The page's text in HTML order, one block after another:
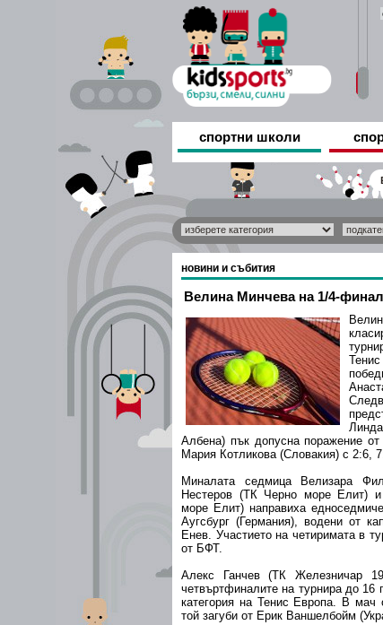
спортни школи
новини и събития
Велина Минчева на 1/4-
Албена) пък допусна поражение
Мария Котликова (Словакия) с 2:6,
Миналата седмица Велизара
Нестеров (ТК Черно море Елит)
море Елит) направиха
Аугсбург (Германия), водени от
Енев. Участието на четиримата в
от БФТ.
Алекс Ганчев (ТК Железничар
четвъртфиналите на турнира до 16
категория на Тенис Европа. В мач
той загуби от Ерик Ваншелбойм